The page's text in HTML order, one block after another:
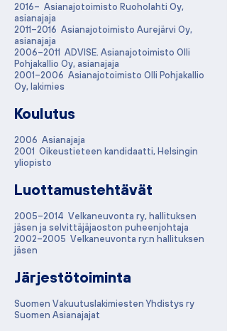
2016– Asianajotoimisto Ruoholahti Oy,
asianajaja
2011–2016 Asianajotoimisto Aurejärvi Oy,
asianajaja
2006–2011 ADVISE. Asianajotoimisto Olli
Pohjakallio Oy, asianajaja
2001–2006 Asianajotoimisto Olli Pohjakallio
Oy, lakimies
Koulutus
2006 Asianajaja
2001 Oikeustieteen kandidaatti, Helsingin
yliopisto
Luottamustehtävät
2005–2014 Velkaneuvonta ry, hallituksen
jäsen ja selvittäjäjaoston puheenjohtaja
2002–2005 Velkaneuvonta ry:n hallituksen
jäsen
Järjestötoiminta
Suomen Vakuutuslakimiesten Yhdistys ry
Suomen Asianajajat